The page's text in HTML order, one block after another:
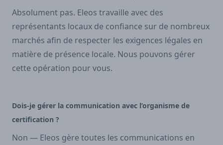
Absolument pas. Eleos travaille avec des
représentants locaux de confiance sur de nombreux
marchés afin de respecter les exigences légales en
matière de présence locale. Nous pouvons gérer
cette opération pour vous.
Dois-je gérer la communication avec l’organisme de
certification ?
Non — Eleos gère toutes les communications en